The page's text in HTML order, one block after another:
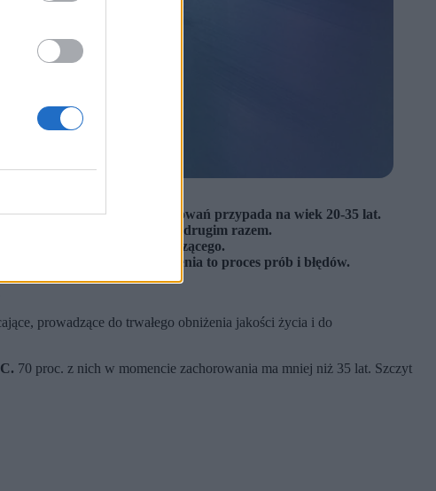
młodych. Szczyt zachorowań przypada na wiek 20-35 lat.
WZJG pojawiło się już za drugim razem.
jednego lekarza prowadzącego.
dobór właściwego leczenia to proces prób i błędów.
prowadzące do trwałego obniżenia jakości życia i do
70 proc. z nich w momencie zachorowania ma mniej niż 35 lat. Szczyt